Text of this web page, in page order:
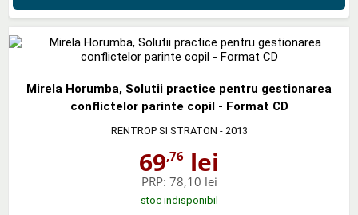
Mirela Horumba, Solutii practice pentru gestionarea
conflictelor parinte copil - Format CD
RENTROP SI STRATON - 2013
69,76 lei
PRP: 78,10 lei
stoc indisponibil